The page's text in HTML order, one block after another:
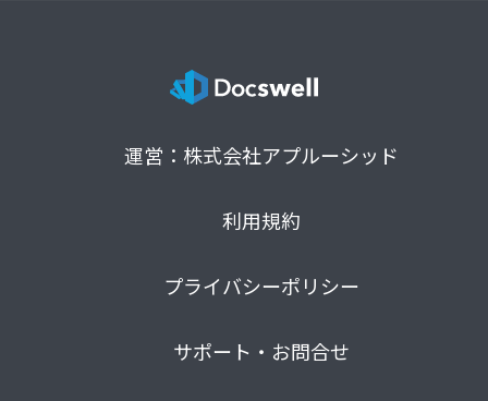
運営：株式会社アプルーシッド
利用規約
プライバシーポリシー
サポート・お問合せ